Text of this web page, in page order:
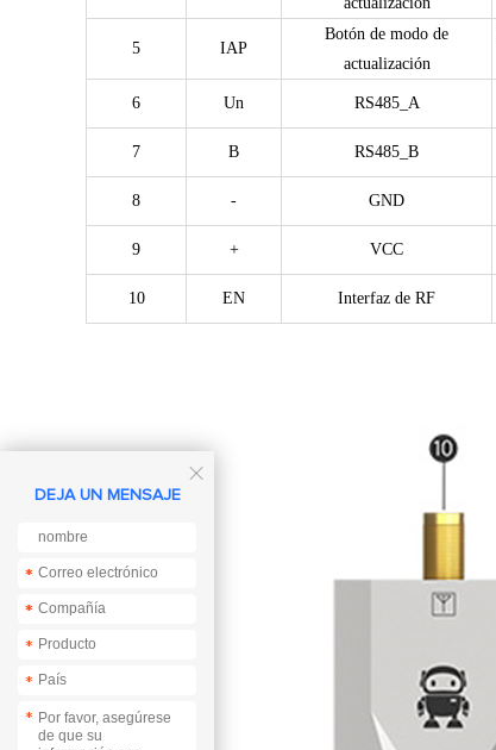
5 IAP
Botón de modo de
actualización
6 Un RS485_A
7 B RS485_B
8 - GND
9 + VCC
10 EN Interfaz de RF

DEJA UN MENSAJE
*
*
*
*
*
*
*